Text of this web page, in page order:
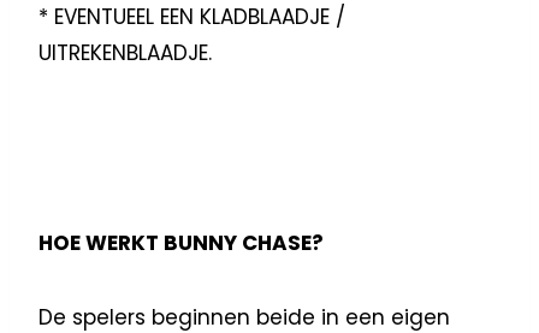
* EVENTUEEL EEN KLADBLAADJE /
UITREKENBLAADJE.
HOE WERKT BUNNY CHASE?
De spelers beginnen beide in een eigen